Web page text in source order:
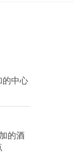
的中心
的酒